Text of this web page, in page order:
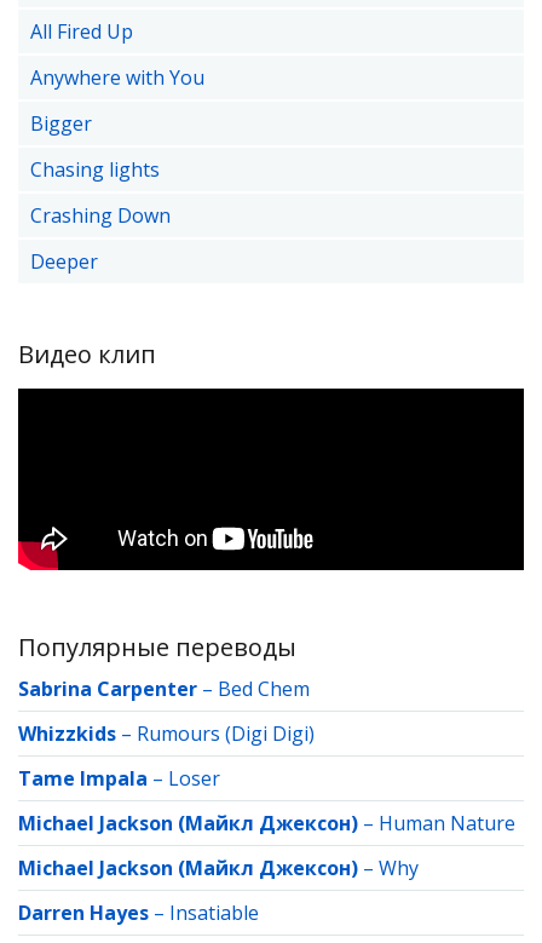
All Fired Up
Anywhere with You
Bigger
Chasing lights
Crashing Down
Deeper
Видео клип
Популярные переводы
Sabrina Carpenter – Bed Chem
Whizzkids – Rumours (Digi Digi)
Tame Impala – Loser
Michael Jackson (Майкл Джексон) – Human Nature
Michael Jackson (Майкл Джексон) – Why
Darren Hayes – Insatiable